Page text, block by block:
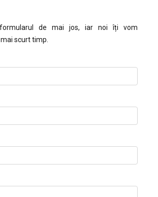
formularul de mai jos, iar noi îți vom
scurt timp.